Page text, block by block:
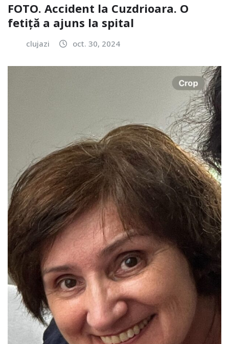
FOTO. Accident la Cuzdrioara. O
fetiță a ajuns la spital
clujazi oct. 30, 2024